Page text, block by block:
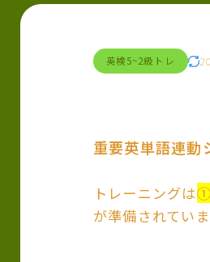
英検5~2級トレ
重要英単語連動
トレーニングは①
が準備されてい